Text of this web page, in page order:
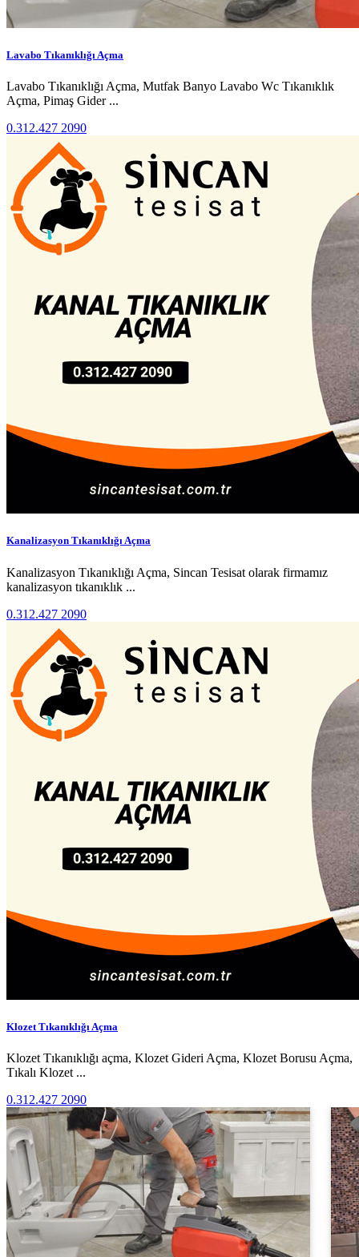
Lavabo Tıkanıklığı Açma
Lavabo Tıkanıklığı Açma, Mutfak Banyo Lavabo Wc Tıkanıklık
Açma, Pimaş Gider ...
0.312.427 2090
Kanalizasyon Tıkanıklığı Açma
Kanalizasyon Tıkanıklığı Açma, Sincan Tesisat olarak firmamız
kanalizasyon tıkanıklık ...
0.312.427 2090
Klozet Tıkanıklığı Açma
Klozet Tıkanıklığı açma, Klozet Gideri Açma, Klozet Borusu Açma,
Tıkalı Klozet ...
0.312.427 2090